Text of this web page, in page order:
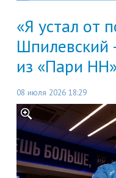
«Я устал от
Шпилевский
из «Пари
08 июля 2026 18:29